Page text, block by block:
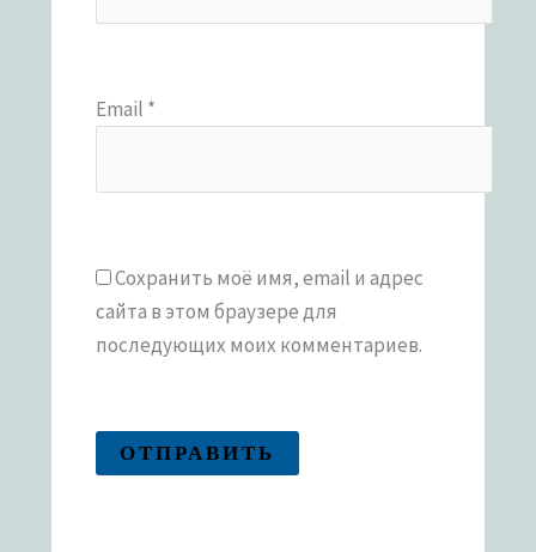
Email *
Сохранить моё имя, email и адрес
сайта в этом браузере для
последующих моих комментариев.